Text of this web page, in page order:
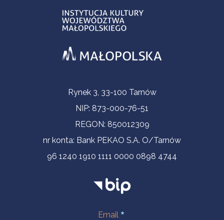
Informacje kontaktoweRynek 3, 33-100 Tarnów
NIP: 873-000-76-51
REGON: 850012309
nr konta: Bank PEKAO S.A. O/Tarnów
96 1240 1910 1111 0000 0898 4744
Email